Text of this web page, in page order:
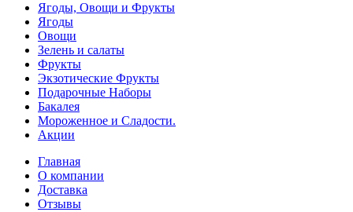
Ягоды, Овощи и Фрукты
Ягоды
Овощи
Зелень и салаты
Фрукты
Экзотические Фрукты
Подарочные Наборы
Бакалея
Мороженное и Сладости.
Акции
Главная
О компании
Доставка
Отзывы